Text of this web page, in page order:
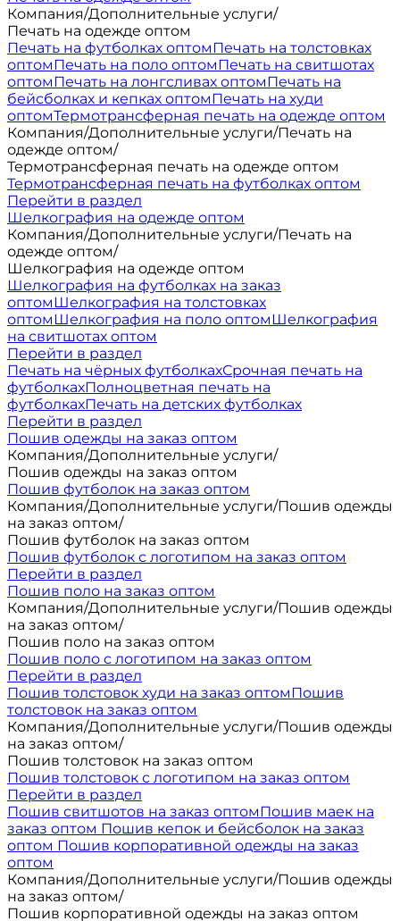
Компания/Дополнительные услуги/
Печать на одежде оптом
Печать на футболках оптомПечать на толстовках
оптомПечать на поло оптомПечать на свитшотах
оптомПечать на лонгсливах оптомПечать на
бейсболках и кепках оптомПечать на худи
оптомТермотрансферная печать на одежде оптом
Компания/Дополнительные услуги/Печать на
одежде оптом/
Термотрансферная печать на одежде оптом
Термотрансферная печать на футболках оптом
Перейти в раздел
Шелкография на одежде оптом
Компания/Дополнительные услуги/Печать на
одежде оптом/
Шелкография на одежде оптом
Шелкография на футболках на заказ
оптомШелкография на толстовках
оптомШелкография на поло оптомШелкография
на свитшотах оптом
Перейти в раздел
Печать на чёрных футболкахСрочная печать на
футболкахПолноцветная печать на
футболкахПечать на детских футболках
Перейти в раздел
Пошив одежды на заказ оптом
Компания/Дополнительные услуги/
Пошив одежды на заказ оптом
Пошив футболок на заказ оптом
Компания/Дополнительные услуги/Пошив одежды
на заказ оптом/
Пошив футболок на заказ оптом
Пошив футболок с логотипом на заказ оптом
Перейти в раздел
Пошив поло на заказ оптом
Компания/Дополнительные услуги/Пошив одежды
на заказ оптом/
Пошив поло на заказ оптом
Пошив поло с логотипом на заказ оптом
Перейти в раздел
Пошив толстовок худи на заказ оптомПошив
толстовок на заказ оптом
Компания/Дополнительные услуги/Пошив одежды
на заказ оптом/
Пошив толстовок на заказ оптом
Пошив толстовок с логотипом на заказ оптом
Перейти в раздел
Пошив свитшотов на заказ оптомПошив маек на
заказ оптом Пошив кепок и бейсболок на заказ
оптом Пошив корпоративной одежды на заказ
оптом
Компания/Дополнительные услуги/Пошив одежды
на заказ оптом/
Пошив корпоративной одежды на заказ оптом